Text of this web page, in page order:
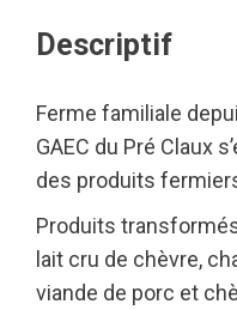
Descriptif
Ferme familiale
GAEC du Pré Claux
des produits
Produits
lait cru de chèvre,
viande de porc et